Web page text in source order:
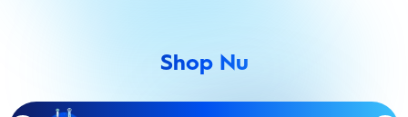
Shop Nu